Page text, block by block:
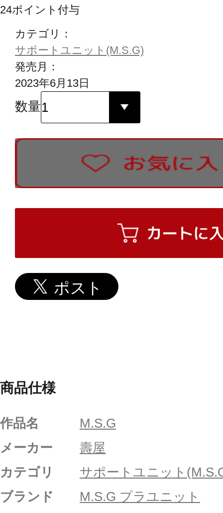
24ポイント付与
カテゴリ：
サポートユニット(M.S.G)
発売月：
2023年6月13日
数量
商品仕様
作品名
M.S.G
メーカー
壽屋
カテゴリ
サポートユニット
ブランド
M.S.G プラユニット